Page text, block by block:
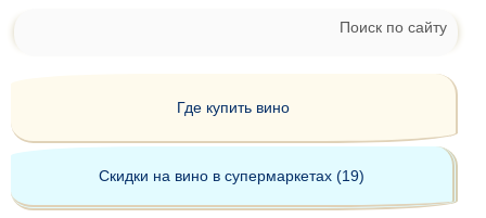
Поиск по сайту
Где купить вино
Скидки на вино в супермаркетах (19)